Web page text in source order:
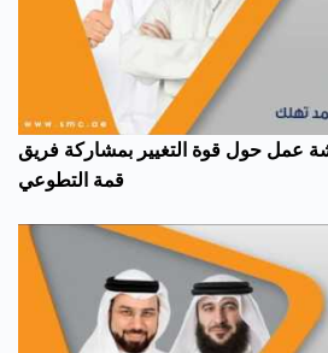
عمل حول قوة التغيير بمشاركة فريق
قمة التطوعي